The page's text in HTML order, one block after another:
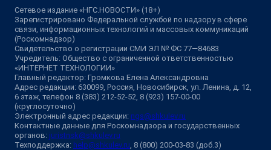
Сетевое издание «НГС.НОВОСТИ» (18+)
Зарегистрировано Федеральной службой по надзору в сфере
связи, информационных технологий и массовых коммуникаций
(Роскомнадзор)
Свидетельство о регистрации СМИ ЭЛ № ФС 77—84683
Учредитель: Общество с ограниченной ответственностью
«ИНТЕРНЕТ ТЕХНОЛОГИИ»
Главный редактор: Громкова Елена Александровна
Адрес редакции: 630099, Россия, Новосибирск, ул. Ленина, д. 12,
6 этаж, телефон 8 (383) 212-52-52, 8 (923) 157-00-00
(круглосуточно)
Электронный адрес редакции: ngs@shkulev.ru
Контактные данные для Роскомнадзора и государственных
органов: juristnsk@shkulev.ru
Техподдержка: help@shkulev.ru , 8 (800) 200-03-83 (доб.3)